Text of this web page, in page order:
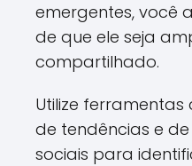
emergentes, você
de que ele seja
compartilhado.
Utilize
de tendências e
sociais para